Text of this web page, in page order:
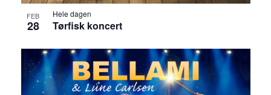
FEB
28
Hele dagen
Tørfisk koncert